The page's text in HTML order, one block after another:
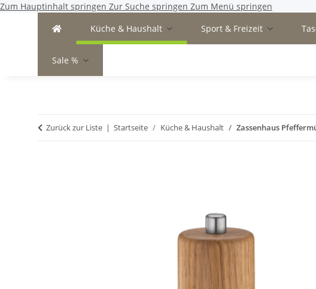
Zum Hauptinhalt springen Zur Suche springen Zum Menü springen
Küche & Haushalt
Sport & Freizeit
Sale %
Zurück zur Liste Startseite Küche & Haushalt Zassenhaus